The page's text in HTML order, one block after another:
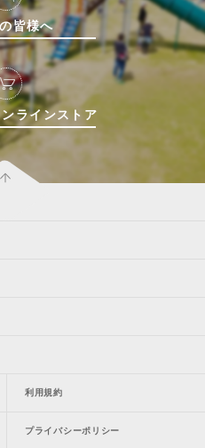
皆様へ
ラインストア
利用規約
プライバシーポリシー